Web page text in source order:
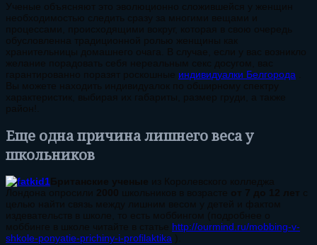
Ученые объясняют это эволюционно сложившейся у женщин
необходимостью следить сразу за многими вещами и
процессами, происходящими вокруг, которая в свою очередь
обусловленна традиционной ролью женщины как
хранительницы домашнего очага.
В случае, если у вас возникло
желание порадовать себя нереальным секс досугом, вас
гарантированно поразят роскошные индивидуалки Белгорода
Вы можете находить индивидуалок по обширному спектру
характеристик, выбирая их габариты, размер груди, а также
район!
Еще одна причина лишнего веса у
школьников
Британские ученые
из Королевского колледжа
Лондона опросили
2000 школьников в возрасте от 7 до 12 лет
с
целью найти связь между лишним весом у детей и фактом
издевательств в школе, то есть моббингом (подробнее о
моббинге в школе читайте в статье http://ourmind.ru/mobbing-v-
shkole-ponyatie-prichiny-i-profilaktika